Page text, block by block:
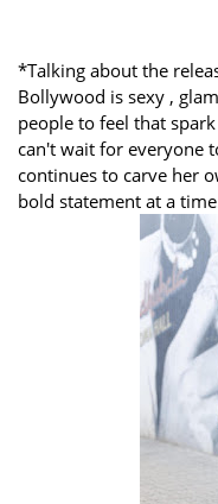
*Talking about the
Bollywood is sexy ,
people to feel that
can't wait for everyone
continues to carve her
bold statement at a